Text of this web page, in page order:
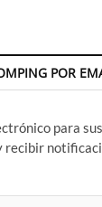
POR
para
recibir